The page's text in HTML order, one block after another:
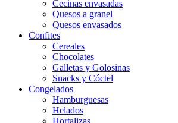
Cecinas envasadas
Quesos a granel
Quesos envasados
Confites
Cereales
Chocolates
Galletas y Golosinas
Snacks y Cóctel
Congelados
Hamburguesas
Helados
Hortalizas